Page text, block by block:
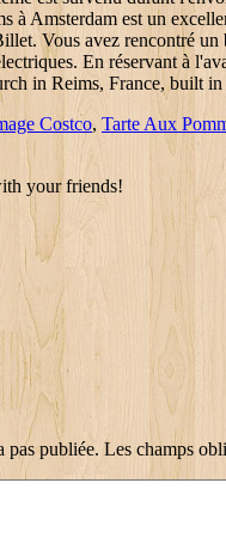
Costco, Tarte Aux
your friends!
pas publiée. Les champs